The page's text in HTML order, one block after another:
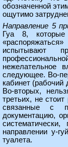
обозначенной
ощутимо
Направление 5
Гуа 8, которые
испытывают
нежелательное
следующее. Во-
кабинет (рабочий
Во-вторых,
третьих, не
связанные с
документацию,
направлении у-
туалета.